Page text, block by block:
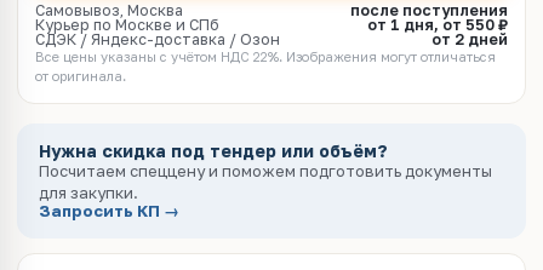
Самовывоз, Москва
после поступления
Курьер по Москве и СПб
от 1 дня, от 550 ₽
СДЭК / Яндекс-доставка / Озон
от 2 дней
Все цены указаны с учётом НДС 22%. Изображения могут отличаться
от оригинала.
Нужна скидка под тендер или объём?
Посчитаем спеццену и поможем подготовить документы
для закупки.
Запросить КП →